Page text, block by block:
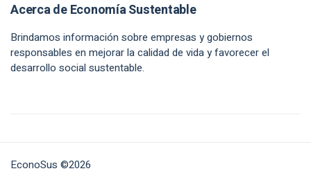
Acerca de Economía Sustentable
Brindamos información sobre empresas y gobiernos
responsables en mejorar la calidad de vida y favorecer el
desarrollo social sustentable.
EconoSus ©2026